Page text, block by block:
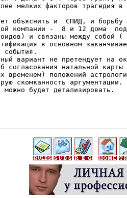
мелких факторов трагедия
объяснить и  СПИД, и борьбу
компании -  8 и 12 дома
и связаны между собой (
в основном
события.
вариант не претендует на
согласования натальной
временем) положений
скомканность аргументации.
будет детализировать.